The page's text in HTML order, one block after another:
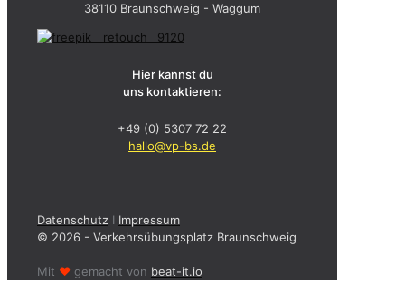
38110 Braunschweig - Waggum
Hier kannst du
uns kontaktieren:
+49 (0) 5307 72 22
hallo@vp-bs.de
Datenschutz I Impressum
© 2026 - Verkehrsübungsplatz Braunschweig
Mit ♥ gemacht von beat-it.io